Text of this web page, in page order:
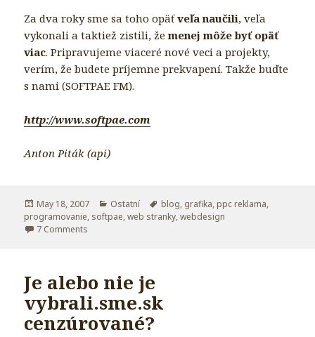
Za dva roky sme sa toho opäťveľa naučili, veľa
vykonali a taktiež zistili, žemenej môže byť opäť
viac. Pripravujeme viaceré nové veci a projekty,
verím, že budete príjemne prekvapení. Takže buďte
s nami (SOFTPAE FM).
http://www.softpae.com
Anton Piták (api)
Posted
on
May 18, 2007 Categories
Ostatní Tags
blog, grafika, ppc reklama,
programovanie, softpae,web stranky,webdesign
7 Comments
Je alebo nie je
vybrali.sme.sk
cenzúrované?